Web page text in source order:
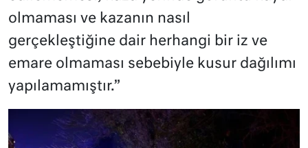
olmaması ve kazanın nasıl
gerçekleştiğine dair herhangi bir iz ve
emare olmaması sebebiyle kusur dağılımı
yapılamamıştır.”